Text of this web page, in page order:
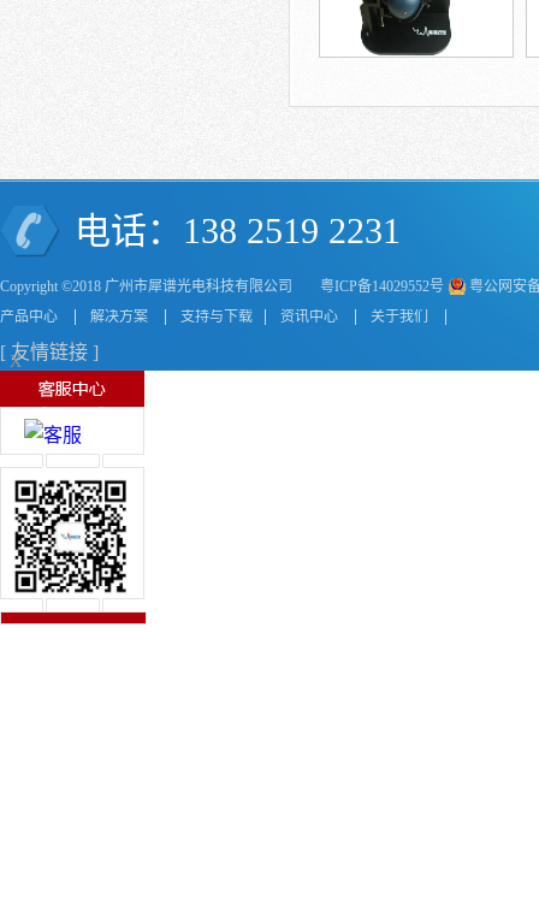
[ 友情链接 ]
产品中心 解决方案 支持与下载 资讯中心 关于我们
Copyright ©2018 广州市犀谱光电科技有限公司 粤ICP备14029552号 粤公网安
电话：138 2519 2231
X